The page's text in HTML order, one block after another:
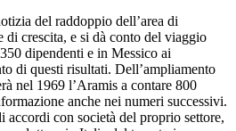
del raddoppio dell’area di
di crescita, e si dà conto del viaggio
dipendenti e in Messico ai
di questi risultati. Dell’ampliamento
nel 1969 l’Aramis a contare 800
anche nei numeri successivi.
accordi con società del proprio settore,